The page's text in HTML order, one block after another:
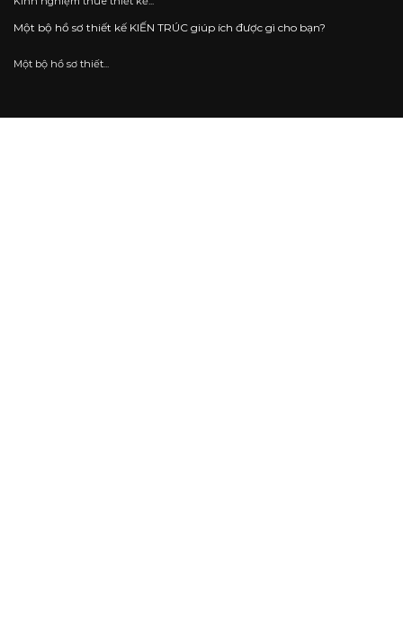
Một bộ hồ sơ thiết kế KIẾN TRÚC giúp ích được gì cho bạn?
Một bộ hồ sơ thiết...